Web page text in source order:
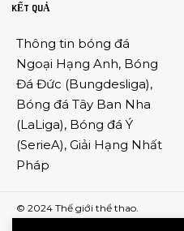
KẾT QUẢ
Thông tin bóng đá
Ngoại Hạng Anh, Bóng
Đá Đức (Bungdesliga),
Bóng đá Tây Ban Nha
(LaLiga), Bóng đá Ý
(SerieA), Giải Hạng Nhất
Pháp
© 2024 Thế giới thể thao.